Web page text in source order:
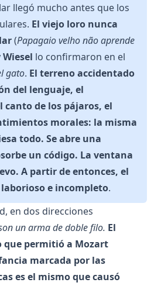
llegó mucho antes que los
El viejo loro nunca
(Papagaio velho não aprende
Wiesel lo confirmaron en el
gato. El terreno accidentado
del lenguaje, el
canto de los pájaros, el
morales: la misma
todo. Se abre una
un código. La ventana
A partir de entonces, el
e incompleto.
en dos direcciones
un arma de doble filo. El
que permitió a Mozart
marcada por las
es el mismo que causó